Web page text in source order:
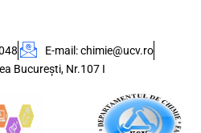
E-mail: chimie@ucv.ro
Bucureşti, Nr.107 I